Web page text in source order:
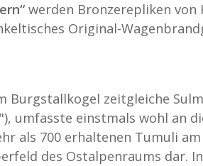
werden Bronzerepliken von
Original-
Burgstallkogel zeitgleiche
umfasste einstmals wohl an
als 700 erhaltenen Tumuli
des Ostalpenraums dar.